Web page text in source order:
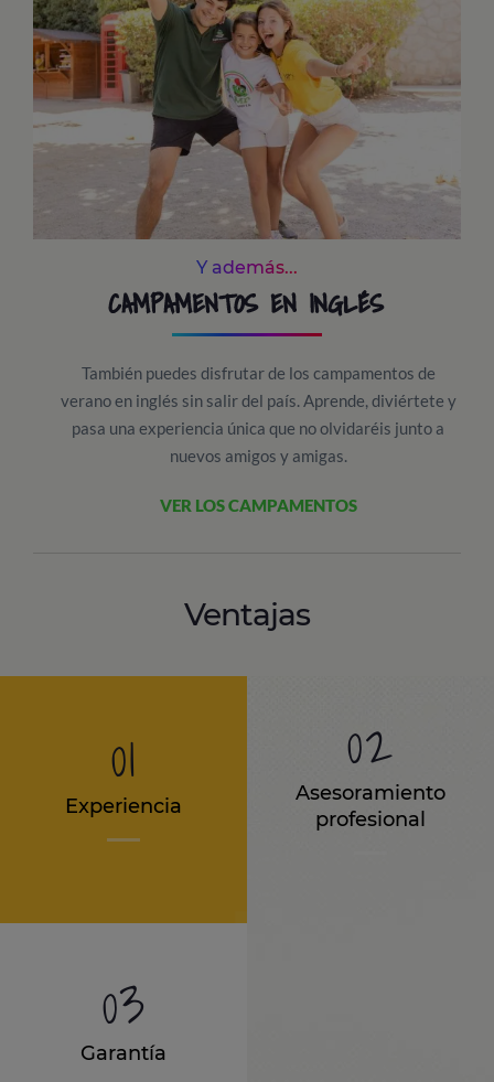
Y además...
CAMPAMENTOS EN INGLÉS
También puedes disfrutar de los campamentos de
verano en inglés sin salir del país. Aprende, diviértete y
pasa una experiencia única que no olvidaréis junto a
nuevos amigos y amigas.
VER LOS CAMPAMENTOS
Ventajas
01
Experiencia
02
Asesoramiento
profesional
03
Garantía